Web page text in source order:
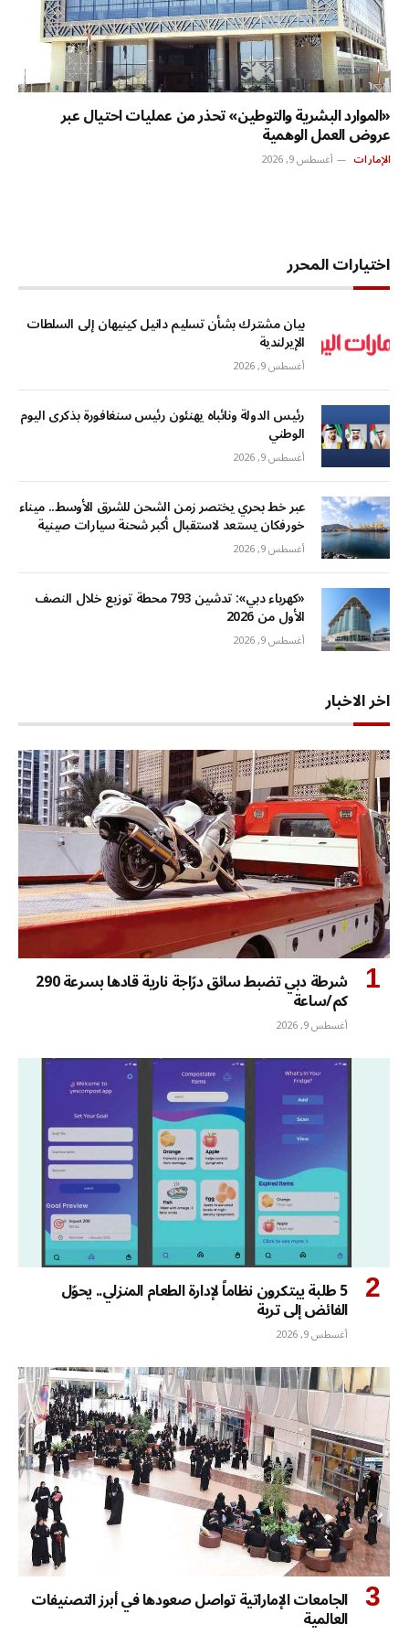
«الموارد البشرية والتوطين» تحذر من عمليات احتيال عبر
عروض العمل الوهمية
الإمارات أغسطس 9, 2026
اختيارات المحرر
بيان مشترك بشأن تسليم دانيل كينيهان إلى السلطات
الإيرلندية
أغسطس 9, 2026
رئيس الدولة ونائباه يهنئون رئيس سنغافورة بذكرى اليوم
الوطني
أغسطس 9, 2026
عبر خط بحري يختصر زمن الشحن للشرق الأوسط.. ميناء
خورفكان يستعد لاستقبال أكبر شحنة سيارات صينية
أغسطس 9, 2026
«كهرباء دبي»: تدشين 793 محطة توزيع خلال النصف
الأول من 2026
أغسطس 9, 2026
اخر الاخبار
شرطة دبي تضبط سائق درّاجة نارية قادها بسرعة 290
كم/ساعة
أغسطس 9, 2026
5 طلبة يبتكرون نظاماً لإدارة الطعام المنزلي.. يحوّل
الفائض إلى تربة
أغسطس 9, 2026
الجامعات الإماراتية تواصل صعودها في أبرز التصنيفات
العالمية